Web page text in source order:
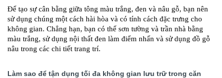
Để tạo sự cân bằng giữa tông màu trắng, đen và nâu gỗ, bạn nên
sử dụng chúng một cách hài hòa và có tính cách đặc trưng cho
không gian. Chẳng hạn, bạn có thể sơn tường và trần nhà bằng
màu trắng, sử dụng nội thất đen làm điểm nhấn và sử dụng đồ gỗ
nâu trong các chi tiết trang trí.
Làm sao để tận dụng tối đa không gian lưu trữ trong căn